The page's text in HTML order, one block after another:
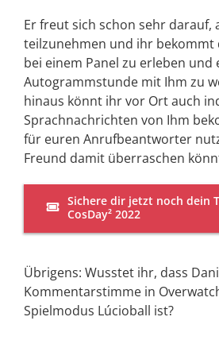
Er freut sich schon sehr darauf,
teilzunehmen und ihr bekommt
bei einem Panel zu erleben
Autogrammstunde mit Ihm zu
hinaus könnt ihr vor Ort auch
Sprachnachrichten von Ihm
für euren Anrufbeantworter
Freund damit überraschen
Sichere dir jetzt noch dein
CosDay² 2022
Übrigens: Wusstet ihr, dass
Kommentarstimme in
Spielmodus Lúcioball ist?